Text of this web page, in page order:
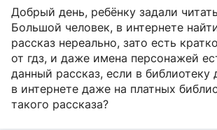
Добрый день, ребёнку задали
Большой человек, в интернете
рассказ нереально, зато есть
от гдз, и даже имена персонажей
данный рассказ, если в библиотеку
в интернете даже на платных
такого рассказа?